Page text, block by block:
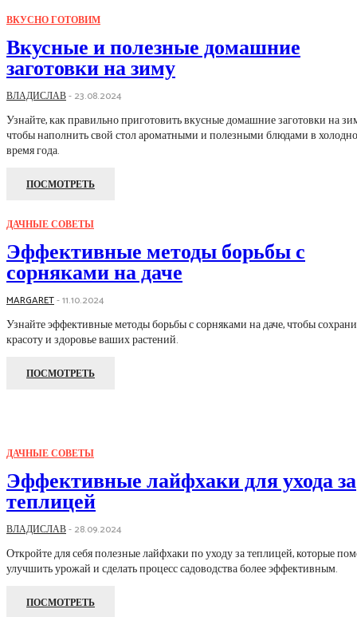
ВКУСНО ГОТОВИМ
Вкусные и полезные домашние
заготовки на зиму
ВЛАДИСЛАВ- 23.08.2024
Узнайте, как правильно приготовить вкусные домашние заготовки на
чтобы наполнить свой стол ароматными и полезными блюдами в
время года.
ПОСМОТРЕТЬ
ДАЧНЫЕ СОВЕТЫ
Эффективные методы борьбы с
сорняками на даче
MARGARET-11.10.2024
Узнайте эффективные методы борьбы с сорняками на даче, чтобы
красоту и здоровье ваших растений.
ПОСМОТРЕТЬ
ДАЧНЫЕ СОВЕТЫ
Эффективные лайфхаки для ухода за
теплицей
ВЛАДИСЛАВ- 28.09.2024
Откройте для себя полезные лайфхаки по уходу за теплицей, которые
улучшить урожай и сделать процесс садоводства более эффективным.
ПОСМОТРЕТЬ